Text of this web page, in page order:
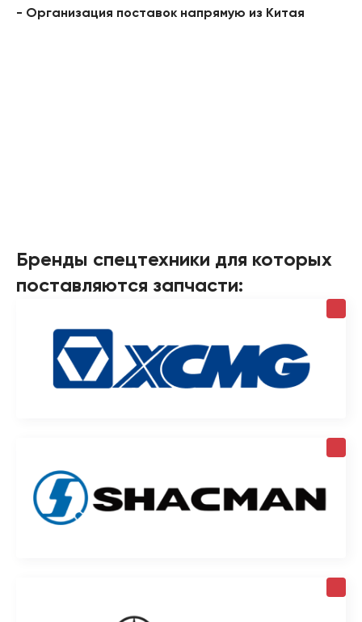
- Организация поставок напрямую из Китая
Бренды спецтехники для которых
поставляются запчасти: